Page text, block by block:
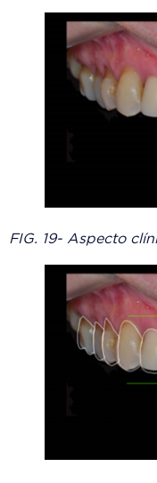
FIG. 19- Aspecto